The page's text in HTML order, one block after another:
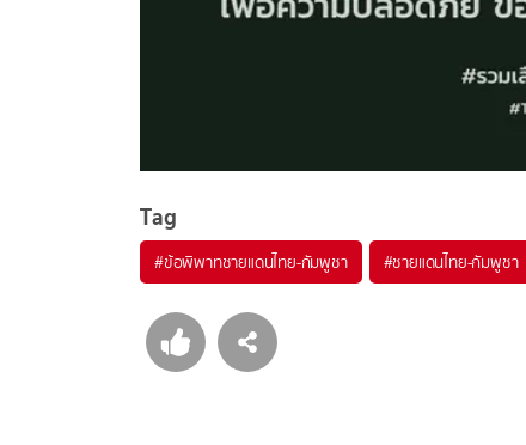
Tag
#ข้อพิพาทชายแดนไทย-กัมพูชา #ชายแดนไทย-กัมพูชา